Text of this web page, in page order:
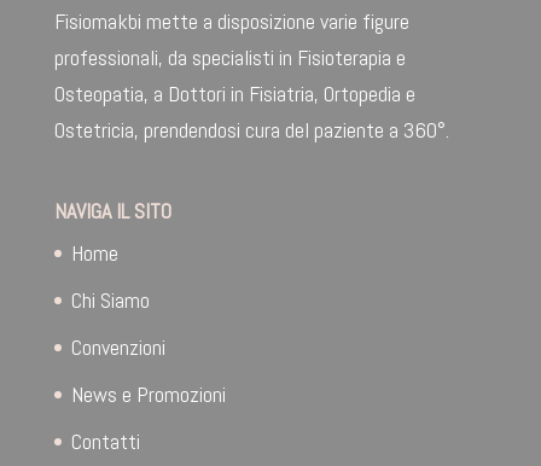
Fisiomakbi mette a disposizione varie figure
professionali, da specialisti in Fisioterapia e
Osteopatia, a Dottori in Fisiatria, Ortopedia e
Ostetricia, prendendosi cura del paziente a 360°.
NAVIGA IL SITO
Home
Chi Siamo
Convenzioni
News e Promozioni
Contatti